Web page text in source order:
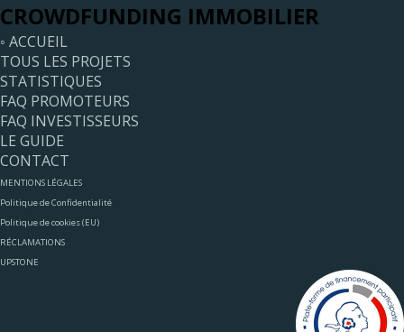
CROWDFUNDING IMMOBILIER
◦ ACCUEIL
TOUS LES PROJETS
STATISTIQUES
FAQ PROMOTEURS
FAQ INVESTISSEURS
LE GUIDE
CONTACT
MENTIONS LÉGALES
Politique de Confidentialité
Politique de cookies (EU)
RÉCLAMATIONS
UPSTONE